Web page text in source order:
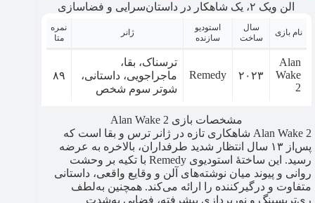
الن ویک ۲، یک شاهکار در داستان‌سرایی و فضاسازی
نام بازی
سال
ساخت
استودیو
سازنده
ژانر
نمره
متا
Alan
Wake
2
۲۰۲۳ Remedy
ترسناک، بقا،
ماجراجویی، داستانی،
شوتر سوم شخص
۸۹
مشخصات بازی Alan Wake 2
Alan Wake 2 شاهکاری تازه در ژانر ترس و بقا است که
پس‌از ۱۳ سال انتظار شدید طرفداران، بالاخره به عرضه
رسید. این ساختۀ استودیوی Remedy با تکیه بر وحشت
روانی و پیوند میان نوشته‌های آلن و وقایع واقعی، داستانی
متفاوت و درگیرکننده را ارائه می‌کند. همچنین به‌لطف
ری‌تریسینگ و نورپردازی پیشرفته، فضایی به‌شدت